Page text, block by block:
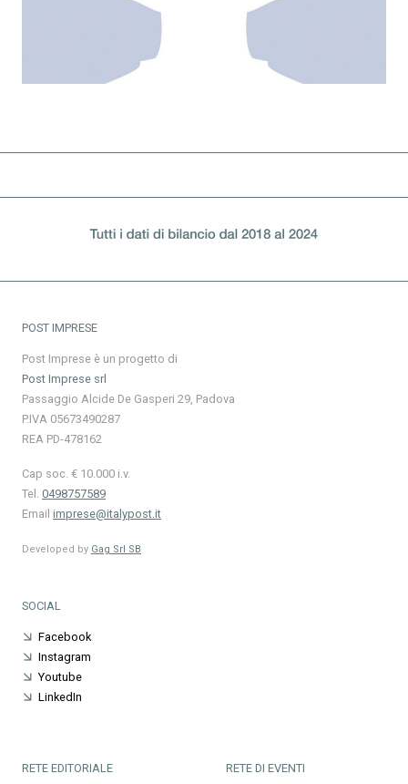
POST IMPRESE
Post Imprese è un progetto di
Post Imprese srl
Passaggio Alcide De Gasperi 29, Padova
P.IVA 05673490287
REA PD-478162
Cap soc. € 10.000 i.v.
Tel. 0498757589
Email imprese@italypost.it
Developed by Gag Srl SB
SOCIAL
Facebook
Instagram
Youtube
LinkedIn
RETE EDITORIALE RETE DI EVENTI